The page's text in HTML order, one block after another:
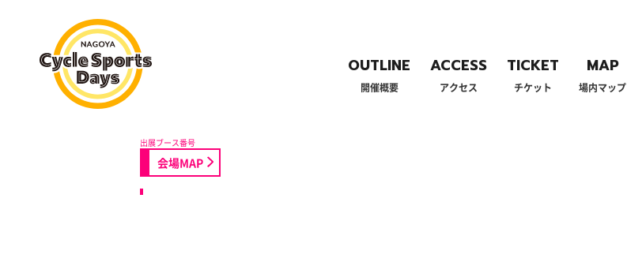
名古屋サイクルスポーツデイズ
OUTLINE
開催概要
ACCESS
アクセス
TICKET
チケット
MAP
場内マップ
会場MAP